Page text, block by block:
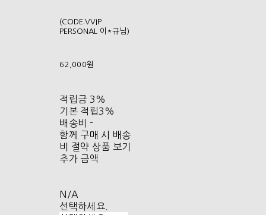
(CODE:VVIP
PERSONAL 이*규님)
62,000원
적립금 3%
기본 적립3%
배송비 -
함께 구매 시 배송
비 절약 상품 보기
추가 금액
N/A
선택하세요.